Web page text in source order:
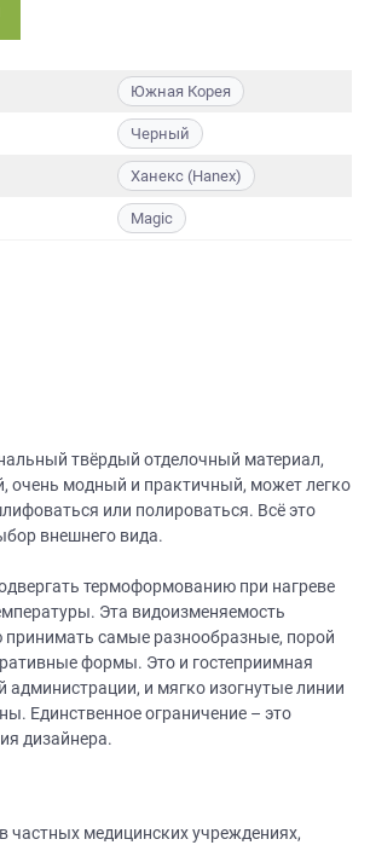
Южная Корея
Черный
Ханекс (Hanex)
Magic
твёрдый отделочный материал,
очень модный и практичный, может легко
или полироваться. Всё это
внешнего вида.
термоформованию при нагреве
Эта видоизменяемость
принимать самые разнообразные, порой
формы. Это и гостеприимная
администрации, и мягко изогнутые линии
Единственное ограничение – это
дизайнера.
частных медицинских учреждениях,